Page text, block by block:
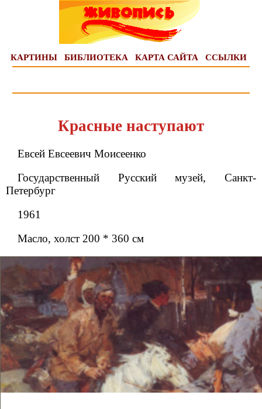
КАРТИНЫ БИБЛИОТЕКА КАРТА САЙТА ССЫЛКИ
Красные наступают
Евсей Евсеевич Моисеенко
Государственный Русский музей, Санкт-
Петербург
1961
Масло, холст 200 * 360 см